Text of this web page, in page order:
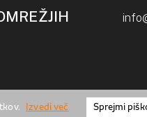
Izvedi več Sprejmi